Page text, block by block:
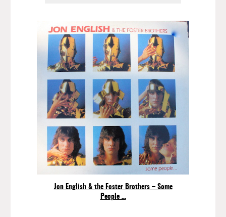
Jon English & the Foster Brothers – Some
People …